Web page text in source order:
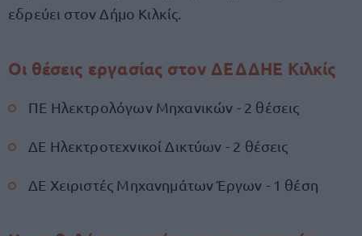
εδρεύει στον Δήμο Κιλκίς.
Οι θέσεις εργασίας στον ΔΕΔΔΗΕ Κιλκίς
ΠΕ Ηλεκτρολόγων Μηχανικών - 2 θέσεις
ΔΕ Ηλεκτροτεχνικοί Δικτύων - 2 θέσεις
ΔΕ Χειριστές Μηχανημάτων Έργων - 1 θέση